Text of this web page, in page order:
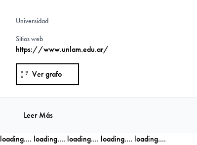
Universidad
Sitios web
https://www.unlam.edu.ar/
Ver grafo
Leer Más
loading.... loading.... loading.... loading.... loading....